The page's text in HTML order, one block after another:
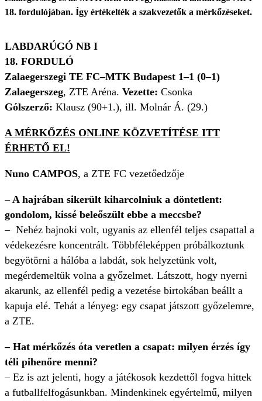
18. fordulójában. Így értékelték a szakvezetők a mérkőzéseket.
LABDARÚGÓ NB I
18. FORDULÓ
Zalaegerszegi TE FC–MTK Budapest 1–1 (0–1)
Zalaegerszeg, ZTE Aréna. Vezette: Csonka
Gólszerző: Klausz (90+1.), ill. Molnár Á. (29.)
A MÉRKŐZÉS ONLINE KÖZVETÍTÉSE ITT
ÉRHETŐ EL!
Nuno CAMPOS, a ZTE FC vezetőedzője
– A hajrában sikerült kiharcolniuk a döntetlent:
gondolom, kissé beleőszült ebbe a meccsbe?
– Nehéz bajnoki volt, ugyanis az ellenfél teljes csapattal a
védekezésre koncentrált. Többféleképpen próbálkoztunk
begyötörni a hálóba a labdát, sok helyzetünk volt,
megérdemeltük volna a győzelmet. Látszott, hogy nyerni
akarunk, az ellenfél pedig a vezetése birtokában beállt a
kapuja elé. Tehát a lényeg: egy csapat játszott győzelemre,
a ZTE.
– Hat mérkőzés óta veretlen a csapat: milyen érzés így
téli pihenőre menni?
– Ez is azt jelenti, hogy a játékosok kezdettől fogva hittek
a futballfelfogásunkban. Mindenkinek egyértelmű, milyen